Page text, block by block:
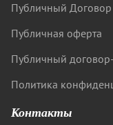
Публичный Договор
Публичная оферта
Публичный
Политика
Контакты